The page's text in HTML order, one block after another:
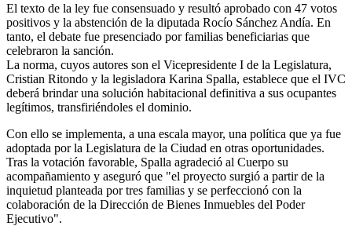
El texto de la ley fue consensuado y resultó aprobado con 47 votos
positivos y la abstención de la diputada Rocío Sánchez Andía. En
tanto, el debate fue presenciado por familias beneficiarias que
celebraron la sanción.
La norma, cuyos autores son el Vicepresidente I de la Legislatura,
Cristian Ritondo y la legisladora Karina Spalla, establece que el IVC
deberá brindar una solución habitacional definitiva a sus ocupantes
legítimos, transfiriéndoles el dominio.
Con ello se implementa, a una escala mayor, una política que ya fue
adoptada por la Legislatura de la Ciudad en otras oportunidades.
Tras la votación favorable, Spalla agradeció al Cuerpo su
acompañamiento y aseguró que "el proyecto surgió a partir de la
inquietud planteada por tres familias y se perfeccionó con la
colaboración de la Dirección de Bienes Inmuebles del Poder
Ejecutivo".